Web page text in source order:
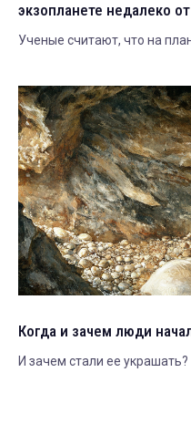
экзопланете недалеко
Ученые считают, что на
Когда и зачем люди
И зачем стали ее украшать?